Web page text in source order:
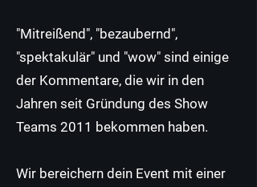
"Mitreißend", "bezaubernd",
"spektakulär" und "wow" sind einige
der Kommentare, die wir in den
Jahren seit Gründung des Show
Teams 2011 bekommen haben.
Wir bereichern dein Event mit einer